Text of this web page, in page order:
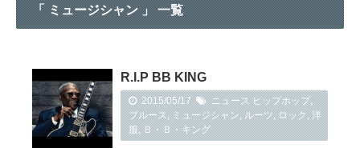
「 ミュージシャン 」 一覧
R.I.P BB KING
2015/05/17 ニュース ヒップホップ,
ブルース,ミュージシャン,ルーツ,ロック,洋
服,Ｂ・Ｂ・キング